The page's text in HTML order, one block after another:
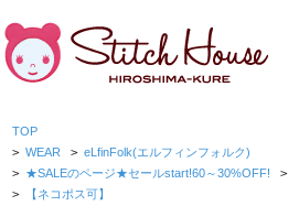
TOP
> WEAR > eLfinFolk(エルフィンフォルク)
> ★SALEのページ★セールstart!60～30%OFF! >
> 【ネコポス可】